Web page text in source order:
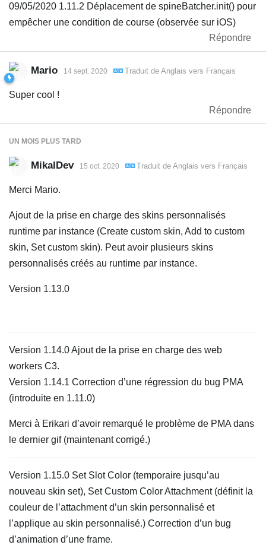
09/05/2020 1.11.2 Déplacement de spineBatcher.init() pour
empêcher une condition de course (observée sur iOS)
Répondre
Mario 14 sept. 2020 Traduit de Anglais vers Français
Super cool !
Répondre
UN MOIS PLUS TARD
MikalDev 15 oct. 2020 Traduit de Anglais vers Français
Merci Mario.
Ajout de la prise en charge des skins personnalisés
runtime par instance (Create custom skin, Add to custom
skin, Set custom skin). Peut avoir plusieurs skins
personnalisés créés au runtime par instance.
Version 1.13.0
Version 1.14.0 Ajout de la prise en charge des web
workers C3.
Version 1.14.1 Correction d’une régression du bug PMA
(introduite en 1.11.0)
Merci à Erikari d’avoir remarqué le problème de PMA dans
le dernier gif (maintenant corrigé.)
Version 1.15.0 Set Slot Color (temporaire jusqu’au
nouveau skin set), Set Custom Color Attachment (définit la
couleur de l’attachment d’un skin personnalisé et
l’applique au skin personnalisé.) Correction d’un bug
d’animation d’une frame.